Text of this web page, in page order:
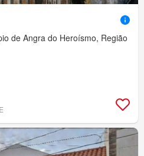
de Angra do Heroísmo, Região